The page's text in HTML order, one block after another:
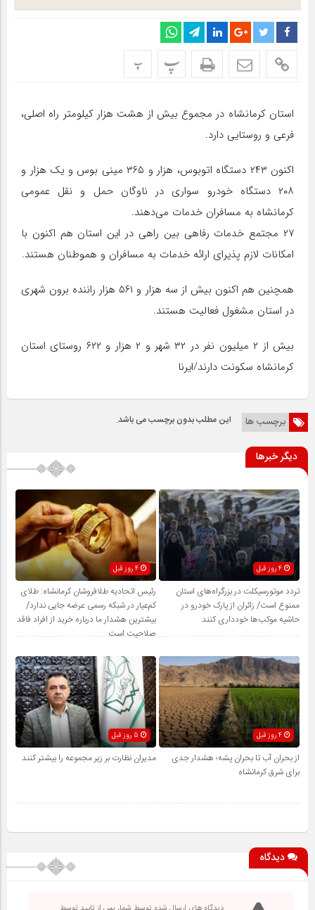
پ پ
استان کرمانشاه در مجموع بیش از هشت هزار کیلومتر راه اصلی،
فرعی و روستایی دارد.
اکنون ۲۴۳ دستگاه اتوبوس، هزار و ۳۶۵ مینی بوس و یک هزار و
۲۰۸ دستگاه خودرو سواری در ناوگان حمل و نقل عمومی
کرمانشاه به مسافران خدمات می‌دهند.
۲۷ مجتمع خدمات رفاهی بین راهی در این استان هم اکنون با
امکانات لازم پذیرای ارائه خدمات به مسافران و هموطنان هستند.
همچنین هم اکنون بیش از سه هزار و ۵۶۱ هزار راننده برون شهری
در استان مشغول فعالیت هستند.
بیش از ۲ میلیون نفر در ۳۲ شهر و ۲ هزار و ۶۲۲ روستای استان
کرمانشاه سکونت دارند/ایرنا
برچسب ها این مطلب بدون برچسب می باشد.
دیگر خبرها
4 روز قبل
تردد موتورسیکلت در بزرگراه‌های استان
ممنوع است/ زائران از پارک خودرو در
حاشیه موکب‌ها خودداری کنند
رئیس اتحادیه طلافروشان کرمانشاه: طلای
کم‌عیار در شبکه رسمی عرضه جایی ندارد/
بیشترین هشدار ما درباره خرید از افراد فاقد
صلاحیت است
4 روز قبل
از بحران آب تا بحران پشه؛ هشدار جدی
برای شرق کرمانشاه
مدیران نظارت بر زیر مجموعه را بیشتر کنند
دیدگاه